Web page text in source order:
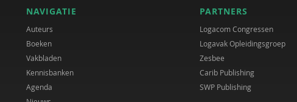
NAVIGATIE
Auteurs
Boeken
Vakbladen
Kennisbanken
Agenda
PARTNERS
Logacom Congressen
Logavak Opleidingsgroep
Zesbee
Carib Publishing
SWP Publishing